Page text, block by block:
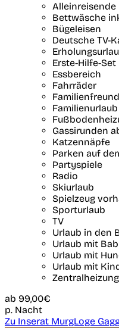
Alleinreisende
Bettwäsche
Bügeleisen
Deutsche TV-
Erste-Hilfe-Set
Essbereich
Fahrräder
Familienurlaub
Gassirunden
Katzennäpfe
Parken auf
Partyspiele
Radio
Skiurlaub
Spielzeug
Sporturlaub
TV
Urlaub in den
Urlaub mit
Urlaub mit
Urlaub mit
Zentralheizung
ab 99,00€
p. Nacht
Zu Inserat MurgLoge